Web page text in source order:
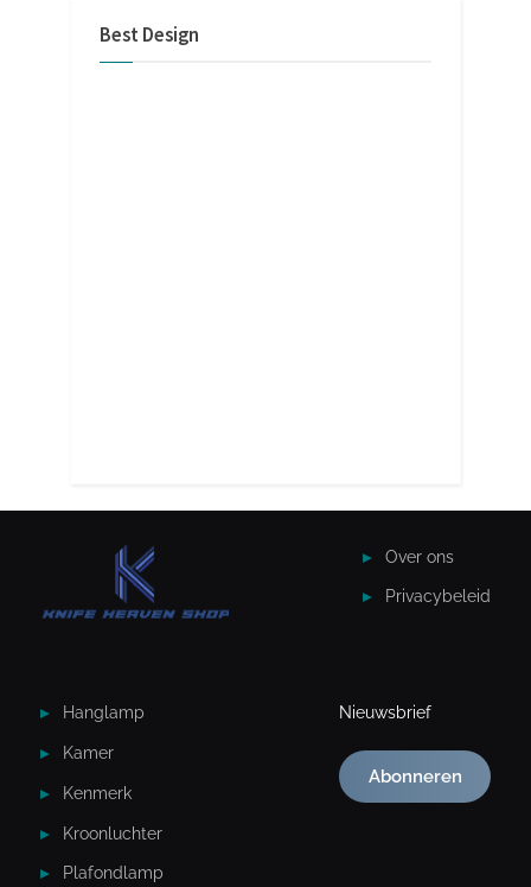
Best Design
Over ons
Privacybeleid
Hanglamp
Kamer
Kenmerk
Kroonluchter
Plafondlamp
Nieuwsbrief
Abonneren